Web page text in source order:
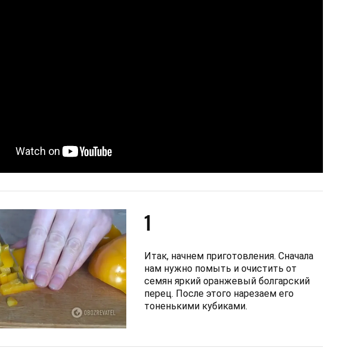
1
Итак, начнем приготовления. Сначала
нам нужно помыть и очистить от
семян яркий оранжевый болгарский
перец. После этого нарезаем его
тоненькими кубиками.